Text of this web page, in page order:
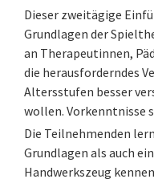
Dieser zweitägige
Grundlagen der
an Therapeutinnen,
die herausforderndes
Altersstufen besser
wollen. Vorkenntnisse
Die Teilnehmenden
Grundlagen als auch
Handwerkszeug